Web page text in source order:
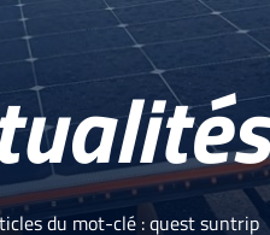
du mot-clé : quest suntrip